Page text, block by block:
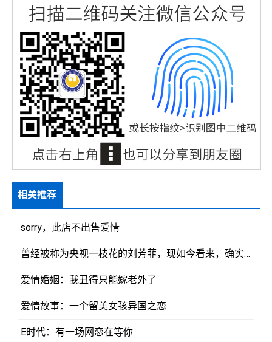
相关推荐
sorry，此店不出售爱情
曾经被称为央视一枝花的刘芳菲，现如今看来，确实走上了康庄大道
爱情婚姻：我丑得只能嫁老外了
爱情故事：一个留美女孩异国之恋
E时代：有一场网恋在等你